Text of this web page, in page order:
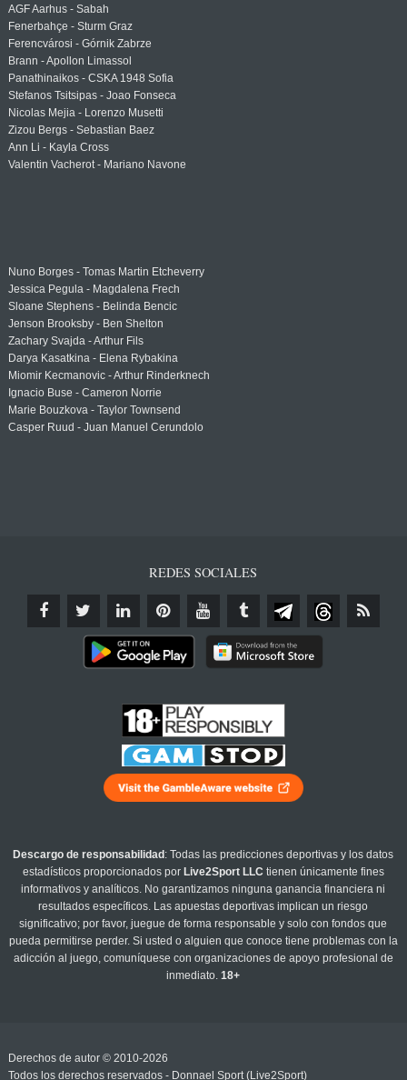
AGF Aarhus - Sabah
Fenerbahçe - Sturm Graz
Ferencvárosi - Górnik Zabrze
Brann - Apollon Limassol
Panathinaikos - CSKA 1948 Sofia
Stefanos Tsitsipas - Joao Fonseca
Nicolas Mejia - Lorenzo Musetti
Zizou Bergs - Sebastian Baez
Ann Li - Kayla Cross
Valentin Vacherot - Mariano Navone
Nuno Borges - Tomas Martin Etcheverry
Jessica Pegula - Magdalena Frech
Sloane Stephens - Belinda Bencic
Jenson Brooksby - Ben Shelton
Zachary Svajda - Arthur Fils
Darya Kasatkina - Elena Rybakina
Miomir Kecmanovic - Arthur Rinderknech
Ignacio Buse - Cameron Norrie
Marie Bouzkova - Taylor Townsend
Casper Ruud - Juan Manuel Cerundolo
REDES SOCIALES
Descargo de responsabilidad : Todas las predicciones deportivas y los datos
estadísticos proporcionados por Live2Sport LLC tienen únicamente fines
informativos y analíticos. No garantizamos ninguna ganancia financiera ni
resultados específicos. Las apuestas deportivas implican un riesgo
significativo; por favor, juegue de forma responsable y solo con fondos que
pueda permitirse perder. Si usted o alguien que conoce tiene problemas con la
adicción al juego, comuníquese con organizaciones de apoyo profesional de
inmediato.18+
Derechos de autor © 2010-2026
Todos los derechos reservados - Donnael Sport (Live2Sport)